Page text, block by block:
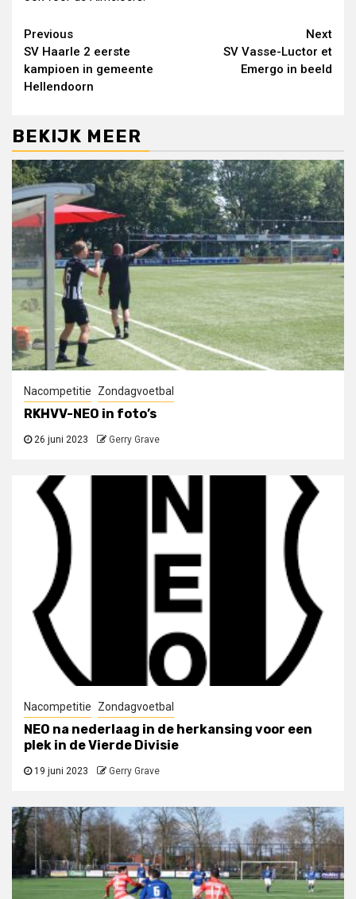
Continue
Reading
Previous
SV Haarle 2 eerste
kampioen in gemeente
Hellendoorn
Next
SV Vasse-Luctor et
Emergo in beeld
BEKIJK MEER
Nacompetitie Zondagvoetbal
RKHVV-NEO in foto’s
26 juni 2023 Gerry Grave
Nacompetitie Zondagvoetbal
NEO na nederlaag in de herkansing voor een
plek in de Vierde Divisie
19 juni 2023 Gerry Grave